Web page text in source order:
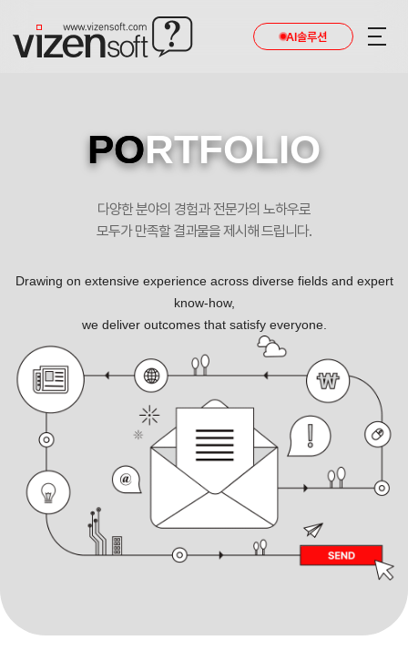
AI솔루션
PORTFOLIO
다양한 분야의 경험과 전문가의 노하우로
모두가 만족할 결과물을 제시해 드립니다.
Drawing on extensive experience across diverse fields and expert
know-how,
we deliver outcomes that satisfy everyone.